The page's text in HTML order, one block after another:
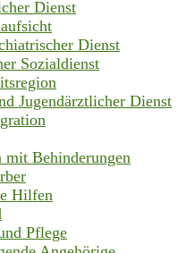
Dienst
Dienst
Sozialdienst
Jugendärztlicher Dienst
mit Behinderungen
Hilfen
Pflege